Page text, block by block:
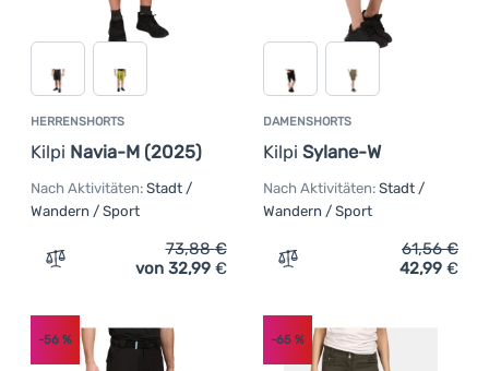
HERRENSHORTS
Kilpi Navia-M (2025)
Nach Aktivitäten: Stadt /
Wandern / Sport
Zum Vergleich 'Herrenshorts Kilpi Navia-M (2025)'
73,88€
von 32,99 €
DAMENSHORTS
Kilpi Sylane-W
Nach Aktivitäten: Stadt /
Wandern / Sport
Zum Vergleich
61,56€
42,99 €
-56 % -65%